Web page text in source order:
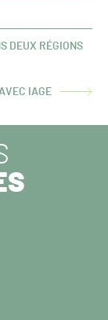
DEUX RÉGIONS
IAGE